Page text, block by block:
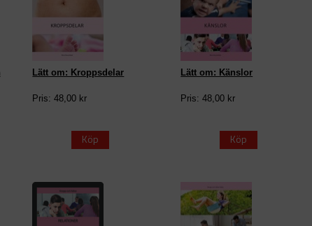
Lätt om: Kroppsdelar
Pris: 48,00 kr
Köp
Lätt om: Känslor
Pris: 48,00 kr
Köp